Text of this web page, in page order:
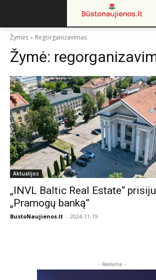
Žymės Regorganizavimas
Žymė:
Aktualijos
„INVL Baltic Real Estate“
„Pramogų banką”
BustoNaujienos.lt - 2024-11-19
- Reklama -